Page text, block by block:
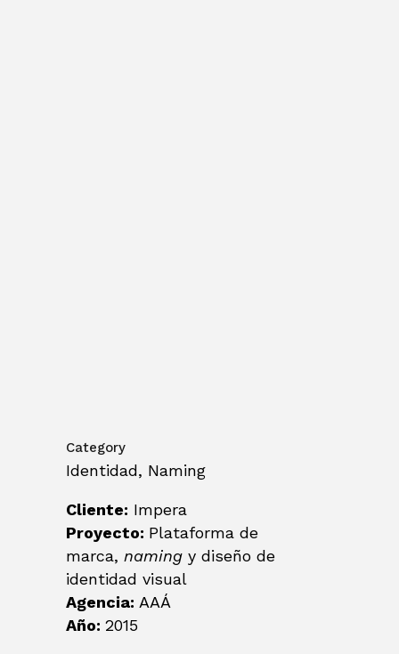
Category
Identidad, Naming
Cliente: Impera
Proyecto: Plataforma de
marca, naming y diseño de
identidad visual
Agencia: AAÁ
Año: 2015